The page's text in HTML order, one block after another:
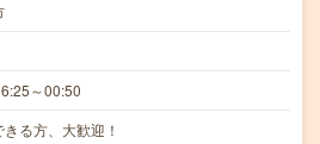
～00:50
る方、大歓迎！